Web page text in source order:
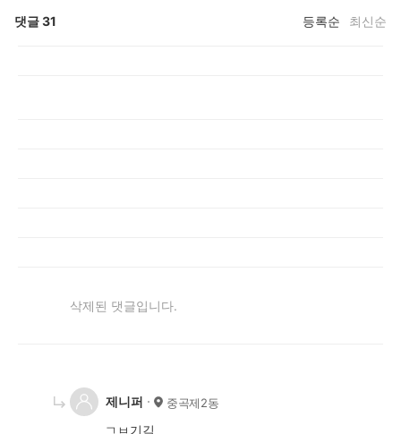
댓글31 등록순 최신순
삭제된 댓글입니다.
제니퍼 중곡제2동
ㄱㅂ기긱